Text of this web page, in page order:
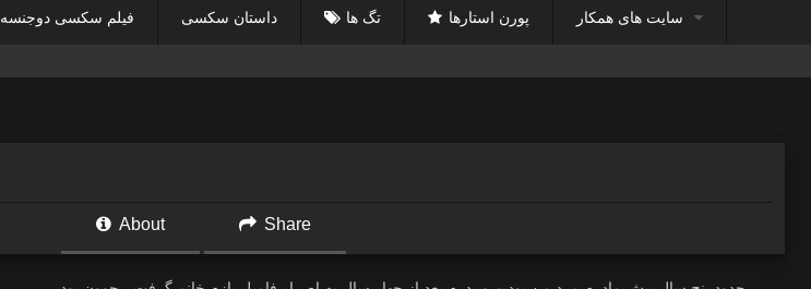
فیلم سکسی دوجنسه داستان سکسی تگ ها پورن استارها سایت های همکار
About Share